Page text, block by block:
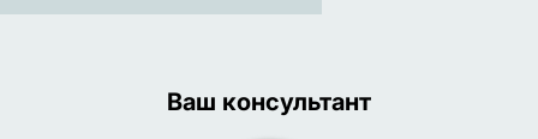
Ваш консультант